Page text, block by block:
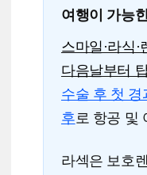
여행이 가능
스마일·라식
다음날부터
수술 후 첫 경
후 로 항공 및
라섹은 보호